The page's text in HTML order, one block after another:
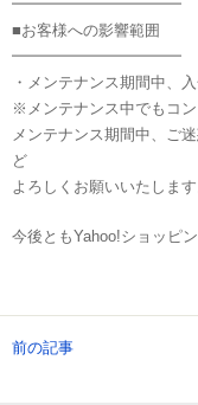
━━━━━━━━━━━
■お客様への影響範囲
━━━━━━━━━━━
・メンテナンス期間中、
※メンテナンス中でもコン
メンテナンス期間中、ご
ど
よろしくお願いいたします
今後ともYahoo!ショッピ
前の記事